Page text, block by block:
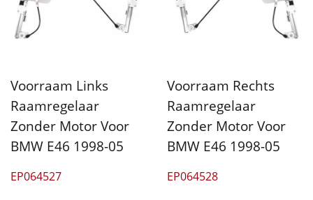
Voorraam Links
Raamregelaar
Zonder Motor Voor
BMW E46 1998-05
EP064527
Voorraam Rechts
Raamregelaar
Zonder Motor Voor
BMW E46 1998-05
EP064528